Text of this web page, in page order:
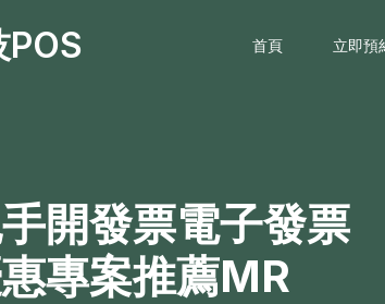
首頁 立即預
開發票電子發票
專案推薦MR